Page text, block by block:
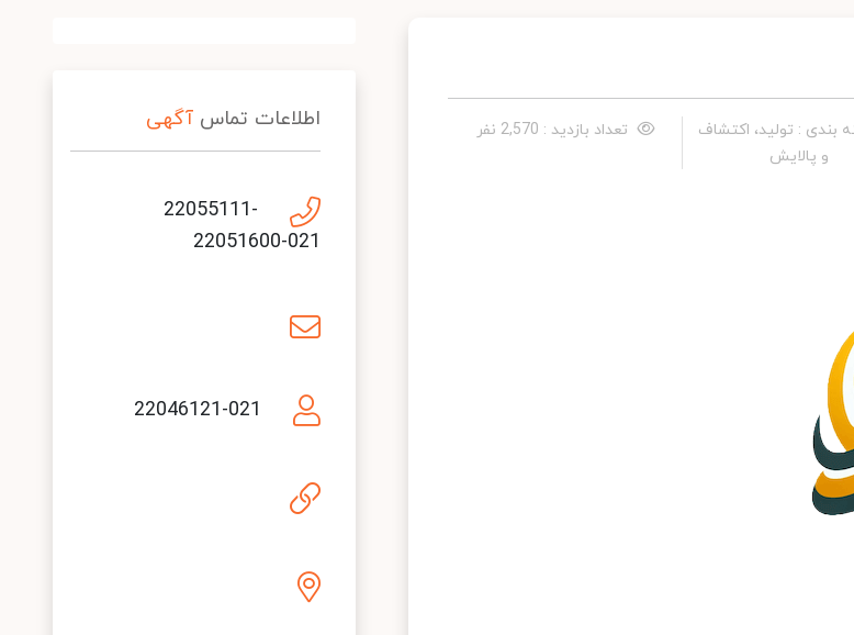
بندی : تولید، اکتشاف
و پالایش
تعداد بازدید : 2,570 نفر اطلاعات تماس آگهی
22055111-
22051600-021
22046121-021